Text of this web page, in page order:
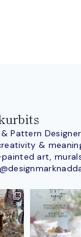
Pattern Designer
&
art,